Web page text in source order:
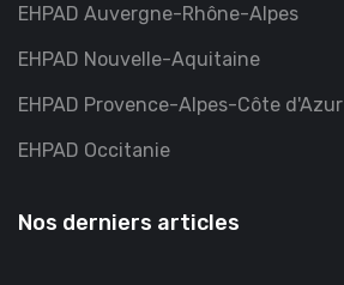
EHPAD Auvergne-Rhône-Alpes
EHPAD Nouvelle-Aquitaine
EHPAD Provence-Alpes-Côte d'Azur
EHPAD Occitanie
Nos derniers articles